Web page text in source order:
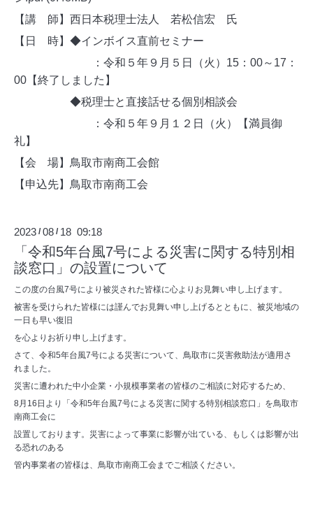
【講 師】西日本税理士法人 若松信宏 氏
【日 時】◆インボイス直前セミナー
：令和５年９月５日（火）15：00～17：
00【終了しました】
◆税理士と直接話せる個別相談会
：令和５年９月１２日（火）【満員御
礼】
【会 場】鳥取市南商工会館
【申込先】鳥取市南商工会
2023 /08 / 18 09:18
「令和5年台風7号による災害に関する特別相
談窓口」の設置について
この度の台風7号により被災された皆様に心よりお見舞い申し上げます。
被害を受けられた皆様には謹んでお見舞い申し上げるとともに、被災地域の
一日も早い復旧
を心よりお祈り申し上げます。
さて、令和5年台風7号による災害について、鳥取市に災害救助法が適用さ
れました。
災害に遭われた中小企業・小規模事業者の皆様のご相談に対応するため、
8月16日より「令和5年台風7号による災害に関する特別相談窓口」を鳥取市
南商工会に
設置しております。災害によって事業に影響が出ている、もしくは影響が出
る恐れのある
管内事業者の皆様は、鳥取市南商工会までご相談ください。